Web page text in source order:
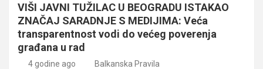
VIŠI JAVNI TUŽILAC U BEOGRADU ISTAKAO
ZNAČAJ SARADNJE S MEDIJIMA: Veća
transparentnost vodi do većeg poverenja
građana u rad
4 godine ago Balkanska Pravila